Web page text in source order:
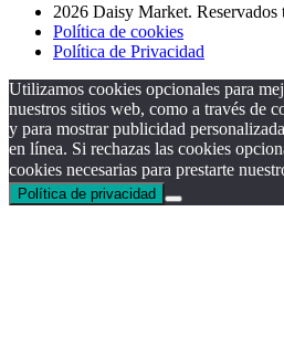
2026 Daisy Market. Reservados
Política de cookies
Política de Privacidad
Utilizamos cookies opcionales para
nuestros sitios web, como a través de
y para mostrar publicidad
en línea. Si rechazas las cookies
cookies necesarias para prestarte
Política de privacidad